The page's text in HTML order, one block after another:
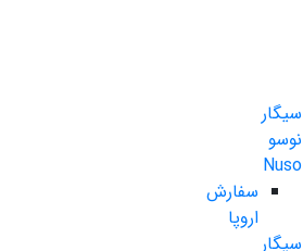
سیگار
نوسو
Nuso
سفارش
اروپا
سیگار